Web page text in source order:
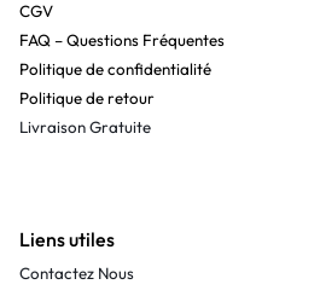
CGV
FAQ – Questions Fréquentes
Politique de confidentialité
Politique de retour
Livraison Gratuite
Liens utiles
Contactez Nous